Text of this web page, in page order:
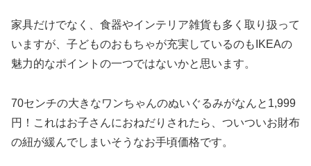
家具だけでなく、食器やインテリア雑貨も多く取り扱って
いますが、子どものおもちゃが充実しているのもIKEAの
魅力的なポイントの一つではないかと思います。
70センチの大きなワンちゃんのぬいぐるみがなんと1,999
円！これはお子さんにおねだりされたら、ついついお財布
の紐が緩んでしまいそうなお手頃価格です。